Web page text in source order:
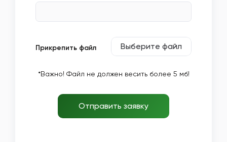
Прикрепить файл Выберите файл
*Важно! Файл не должен весить более 5 мб!
Отправить заявку